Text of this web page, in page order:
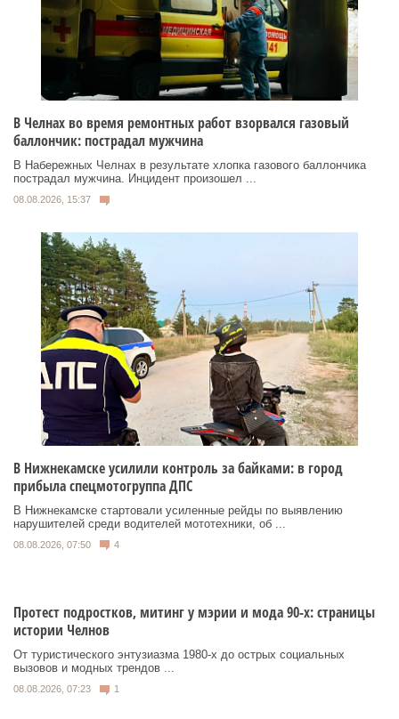
В Челнах во время ремонтных работ взорвался газовый
баллончик: пострадал мужчина
В Набережных Челнах в результате хлопка газового баллончика
пострадал мужчина. Инцидент произошел ...
08.08.2026, 15:37
В Нижнекамске усилили контроль за байками: в город
прибыла спецмотогруппа ДПС
В Нижнекамске стартовали усиленные рейды по выявлению
нарушителей среди водителей мототехники, об ...
08.08.2026, 07:50 4
Протест подростков, митинг у мэрии и мода 90-х: страницы
истории Челнов
От туристического энтузиазма 1980‑х до острых социальных
вызовов и модных трендов ...
08.08.2026, 07:23 1